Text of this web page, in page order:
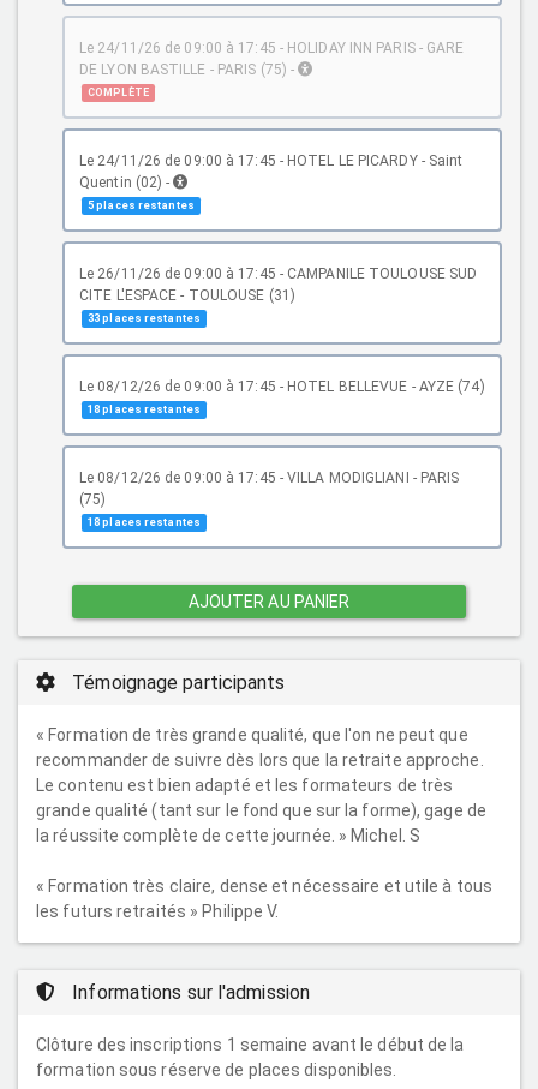
le 24/11/26 de 09:00 à 17:45 - HOLIDAY INN PARIS - GARE
DE LYON BASTILLE - PARIS (75) -
COMPLÈTE
le 24/11/26 de 09:00 à 17:45 - HOTEL LE PICARDY - Saint
Quentin (02) -
5 places restantes
le 26/11/26 de 09:00 à 17:45 - CAMPANILE TOULOUSE SUD
CITE L'ESPACE - TOULOUSE (31)
33 places restantes
le 08/12/26 de 09:00 à 17:45 - HOTEL BELLEVUE - AYZE (74)
18 places restantes
le 08/12/26 de 09:00 à 17:45 - VILLA MODIGLIANI - PARIS
(75)
18 places restantes
AJOUTER AU PANIER
Témoignage participants
« Formation de très grande qualité, que l'on ne peut que
recommander de suivre dès lors que la retraite approche.
Le contenu est bien adapté et les formateurs de très
grande qualité (tant sur le fond que sur la forme), gage de
la réussite complète de cette journée. » Michel. S
« Formation très claire, dense et nécessaire et utile à tous
les futurs retraités » Philippe V.
Informations sur l'admission
Clôture des inscriptions 1 semaine avant le début de la
formation sous réserve de places disponibles.